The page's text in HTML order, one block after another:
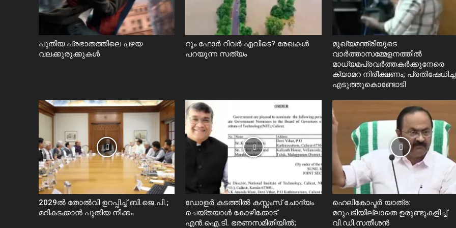
പുതിയ പ്രഭാതത്തിലെ പഴയ
വലക്കുരുക്കുകൾ
റൂം ഫോർ റിവർ എവിടെ? രേഖകൾ
പറയുന്ന സത്യം
മുഖ്യമന്ത്രിയുടെ
വാർത്താസമ്മേളനത്തിൽ
മാധ്യമപ്രവർത്തകർക്കുനേരെ
ക്യാമറ നിരീക്ഷണം;
എടുത്തുകൊണ്ടോടി
2029ൽ തോല്‍വി ഉറപ്പിച്ച് ബി.ജെ.പി.;
മറികടക്കാൻ പുതിയ നീക്കം
ഡോളർ കടത്തിൽ കസ്റ്റംസ് ചോദ്യം
ചെയ്തയാൾ കോഴിക്കോട്
എൻ.ഐ.ടി. ഭരണസമിതിയിൽ;
ഹെലികോപ്ടര്‍ യാത്ര:
മറുപടിയില്ലാതെ ഉരുണ്ടുകളിച്ച്
വി.ഡി.സതീശൻ